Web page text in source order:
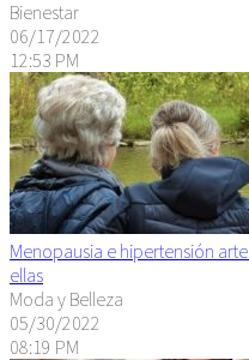
Bienestar
06/17/2022
12:53 PM
Menopausia e hipertensión
ellas
Moda y Belleza
05/30/2022
08:19 PM